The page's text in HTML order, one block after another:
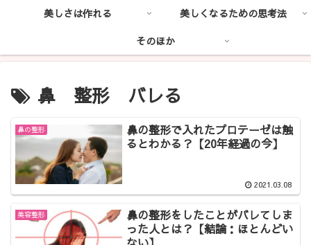
美しさは作れる
美しくなるための思考法
そのほか
鼻 整形 バレる
鼻の整形
鼻の整形で入れたプロテーゼは触
るとわかる？【20年経過の今】
2021.03.08
美容整形
鼻の整形をしたことがバレてしま
った人とは？【結論：ほとんどい